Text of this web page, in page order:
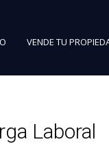
VENDE TU
Laboral